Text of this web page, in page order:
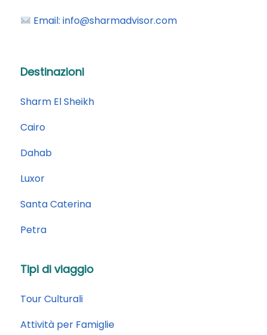
Email:info@sharmadvisor.com
Destinazioni
Sharm El Sheikh
Cairo
Dahab
Luxor
Santa Caterina
Petra
Tipi di viaggio
Tour Culturali
Attività per Famiglie